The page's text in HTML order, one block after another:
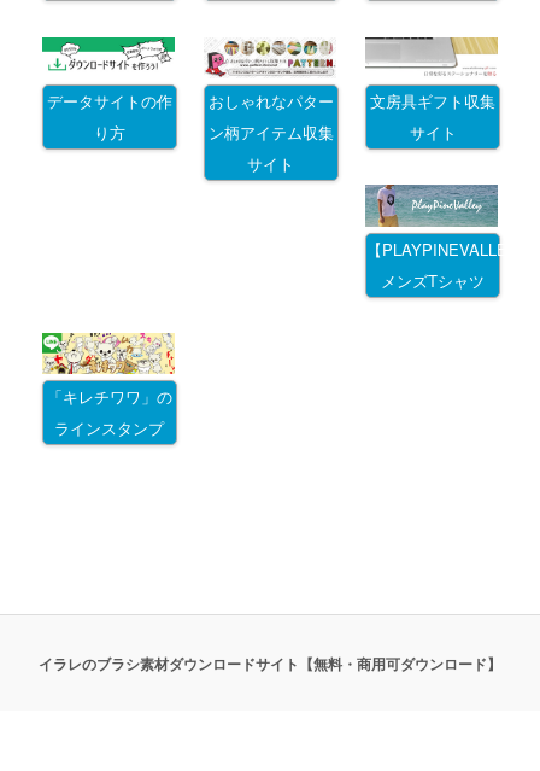
データサイトの作
り方
おしゃれなパター
ン柄アイテム収集
サイト
文房具ギフト収集
サイト
【PLAYPINEVALLEY
メンズTシャツ
「キレチワワ」の
ラインスタンプ
イラレのブラシ素材ダウンロードサイト【無料・商用可ダウンロード】